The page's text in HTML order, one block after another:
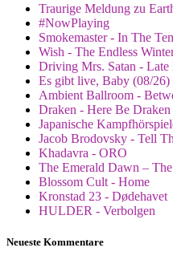
Traurige Meldung zu
#NowPlaying
Smokemaster - In The
Wish - The Endless
Driving Mrs. Satan - Late
Es gibt live, Baby (08/26)
Ambient Ballroom -
Draken - Here Be Draken
Japanische
Jacob Brodovsky - Tell
Khadavra - ORO
The Emerald Dawn –
Blossom Cult - Home
Kronstad 23 - Dødehavet
HULDER - Verbolgen
Neueste Kommentare